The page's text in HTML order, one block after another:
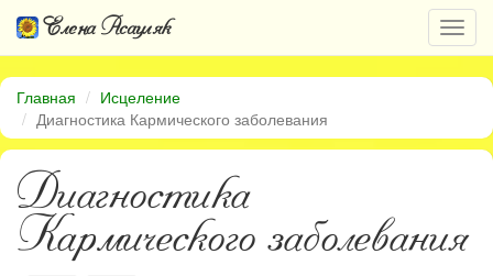
Елена Асауляк
Главная
Исцеление
Диагностика Кармического заболевания
Диагностика
Кармического заболевания